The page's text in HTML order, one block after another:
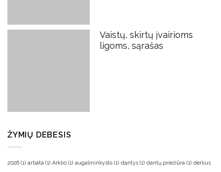
Vaistų, skirtų įvairioms
ligoms, sąrašas
ŽYMIŲ DEBESIS
2026 (1) arbata (1) Arklio (1) augalininkystė (1) dantys (1) dantų priežiūra (1) derlius